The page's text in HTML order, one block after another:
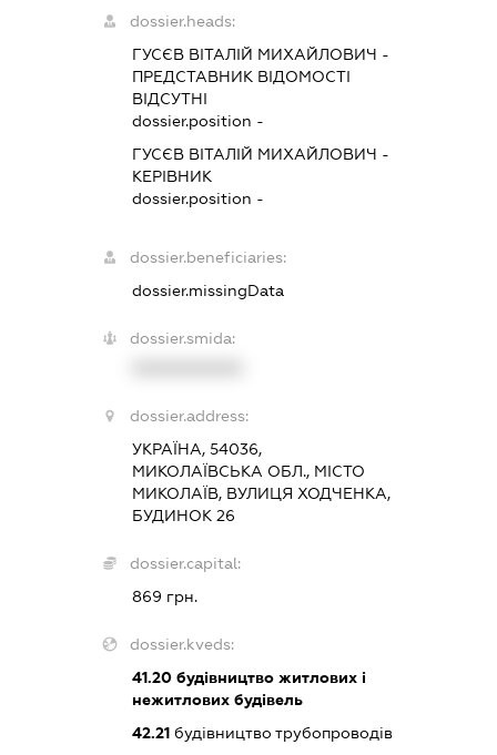
dossier.heads:
ГУСЄВ ВІТАЛІЙ МИХАЙЛОВИЧ -
ПРЕДСТАВНИКВІДОМОСТІ
ВІДСУТНІ
dossier.position -
ГУСЄВ ВІТАЛІЙ МИХАЙЛОВИЧ -
КЕРІВНИК
dossier.position -
dossier.beneficiaries:
dossier.missingData
dossier.smida:
dossier.address:
УКРАЇНА, 54036,
МИКОЛАЇВСЬКА ОБЛ., МІСТО
МИКОЛАЇВ, ВУЛИЦЯ ХОДЧЕНКА,
БУДИНОК 26
dossier.capital:
869 грн.
dossier.kveds:
41.20будівництво житлових і
нежитлових будівель
42.21будівництво трубопроводів